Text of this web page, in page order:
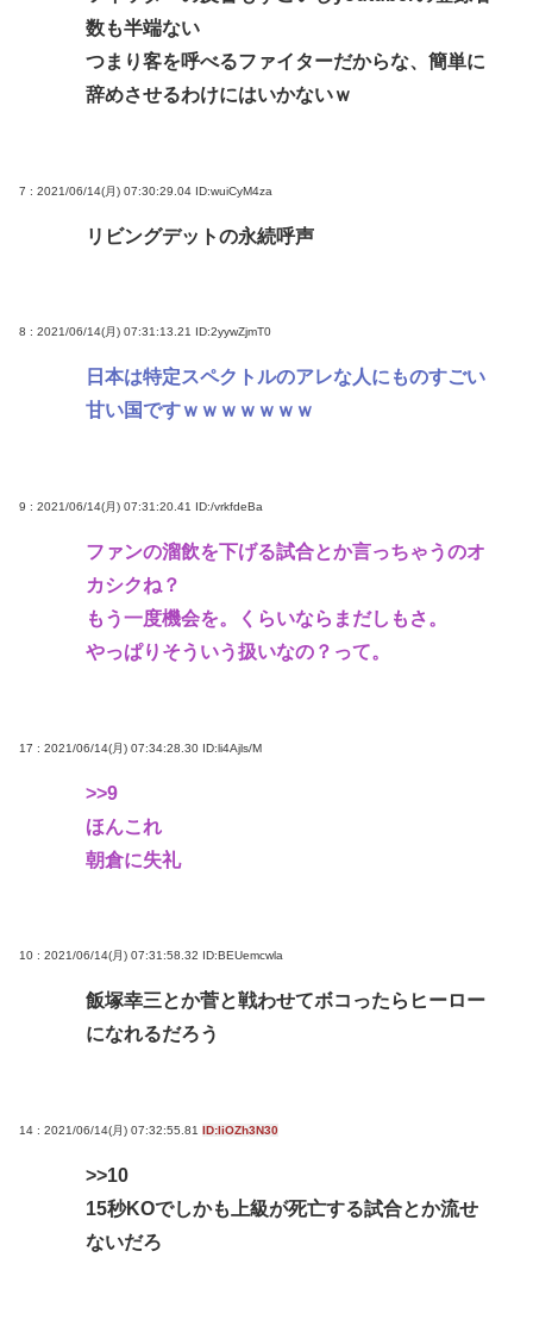
数も半端ない
つまり客を呼べるファイターだからな、簡単に
辞めさせるわけにはいかないｗ
7 : 2021/06/14(月) 07:30:29.04 ID:wuiCyM4za
リビングデットの永続呼声
8 : 2021/06/14(月) 07:31:13.21 ID:2yywZjmT0
日本は特定スペクトルのアレな人にものすごい
甘い国ですｗｗｗｗｗｗｗ
9 : 2021/06/14(月) 07:31:20.41 ID:/vrkfdeBa
ファンの溜飲を下げる試合とか言っちゃうのオ
カシクね？
もう一度機会を。くらいならまだしもさ。
やっぱりそういう扱いなの？って。
17 : 2021/06/14(月) 07:34:28.30 ID:li4Ajls/M
>>9
ほんこれ
朝倉に失礼
10 : 2021/06/14(月) 07:31:58.32 ID:BEUemcwla
飯塚幸三とか菅と戦わせてボコったらヒーロー
になれるだろう
14 : 2021/06/14(月) 07:32:55.81 ID:liOZh3N30
>>10
15秒KOでしかも上級が死亡する試合とか流せ
ないだろ